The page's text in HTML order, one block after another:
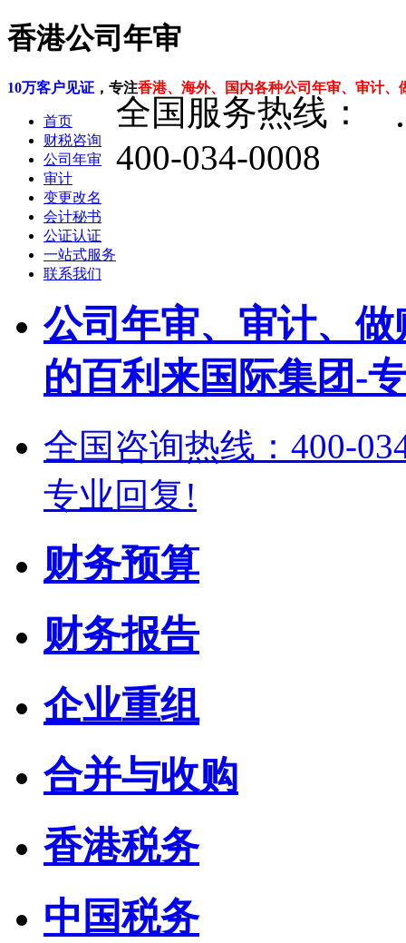
香港公司年审
10万客户见证 ，专注香港、海外、国内各种公司年审、审计、
首页
财税咨询
公司年审
审计
变更改名
会计秘书
公证认证
一站式服务
联系我们
全国服务热线：
400-034-0008
公司年审、审计、
的百利来国际集团-
全国咨询热线：400-
专业回复!
财务预算
财务报告
企业重组
合并与收购
香港税务
中国税务